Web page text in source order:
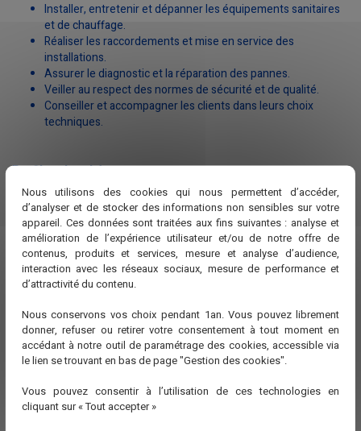
Installer, entretenir et dépanner les équipements sanitaires
et de chauffage.
Réaliser les raccordements et mise en service des
installations.
Assurer le diagnostic et la réparation des pannes.
Veiller au respect des normes de sécurité et de qualité.
Conseiller et accompagner les clients dans leurs choix
techniques.
Profil recherché
Vous disposez d'une formation en plomberie/chauffage
(CAP, BEP, Bac Pro ou Equivalent).
Vous justifiez d'une première expérience réussie dans un
poste similaire.
Vous êtes autonome, rigoureux (se) et aimez le travail en
équipe.
Permis B exigé (déplacements sur chantier).
Ce que nous offrons
Un contrat CDI à temps plein.
Véhicule de service, outillage adapté et équipements de
protection fournis.
Nous utilisons des cookies qui nous permettent d’accéder,
d’analyser et de stocker des informations non sensibles sur votre
appareil. Ces données sont traitées aux fins suivantes : analyse et
amélioration de l’expérience utilisateur et/ou de notre offre de
contenus, produits et services, mesure et analyse d’audience,
interaction avec les réseaux sociaux, mesure de performance et
d’attractivité du contenu.
Nous conservons vos choix pendant 1an. Vous pouvez librement
donner, refuser ou retirer votre consentement à tout moment en
accédant à notre outil de paramétrage des cookies, accessible via
le lien se trouvant en bas de page "Gestion des cookies".
Vous pouvez consentir à l’utilisation de ces technologies en
cliquant sur « Tout accepter »